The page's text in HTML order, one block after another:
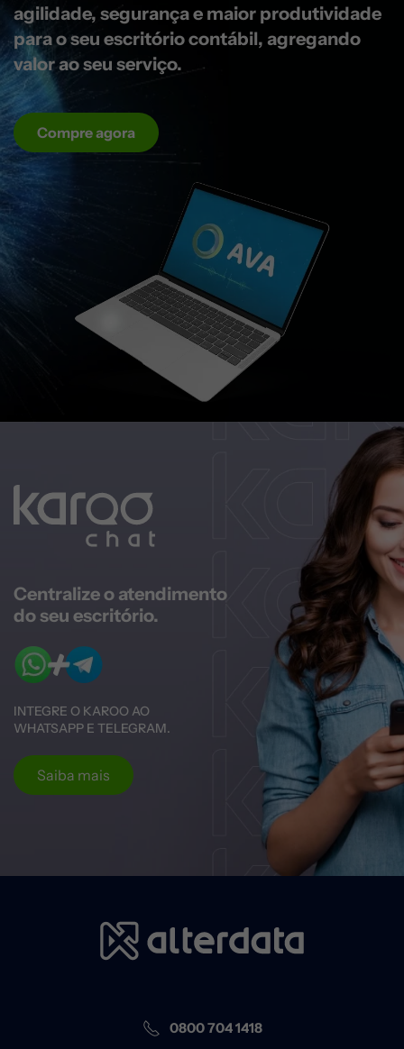
agilidade, segurança e maior produtividade
para o seu escritório contábil, agregando
valor ao seu serviço.
Compre agora
Centralize o atendimento
do seu escritório.
INTEGRE O KAROO AO
WHATSAPP E TELEGRAM.
Saiba mais
0800 704 1418